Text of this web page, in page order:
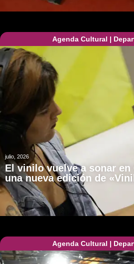
Agenda Cultural |
julio, 2026
El vinilo vuelve a sonar en
una nueva edición de
Agenda Cultural |